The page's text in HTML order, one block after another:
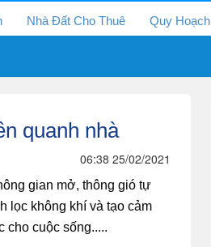
Nhà Đất Cho Thuê Quy Hoạch
quanh nhà
06:38 25/02/2021
gian mở, thông gió tự
lọc không khí và tạo cảm
cho cuộc sống.....